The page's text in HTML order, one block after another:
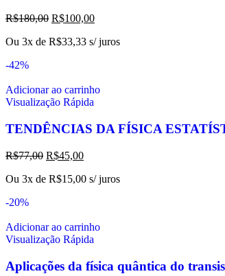
R$180,00 R$100,00
Ou 3x de R$33,33 s/ juros
-42%
Adicionar ao carrinho
Visualização Rápida
TENDÊNCIAS DA FÍSICA
R$77,00 R$45,00
Ou 3x de R$15,00 s/ juros
-20%
Adicionar ao carrinho
Visualização Rápida
Aplicações da física quântica do